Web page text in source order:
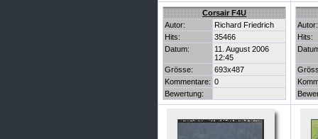
Corsair F4U
Autor:
Richard Friedrich
Hits:
35466
Datum:
11. August 2006
12:45
Grösse:
693x487
Kommentare: 0
Bewertung:
Autor:
Hits: